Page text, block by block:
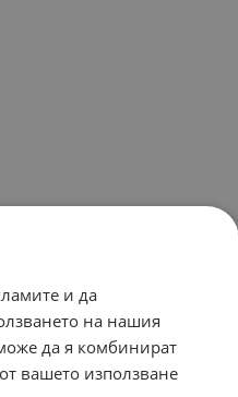
и да
на нашия
да я комбинират
вашето използване